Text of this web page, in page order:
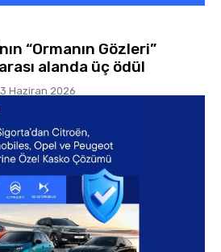
“Ormanın Gözleri”
alanda üç ödül
Haziran 2026